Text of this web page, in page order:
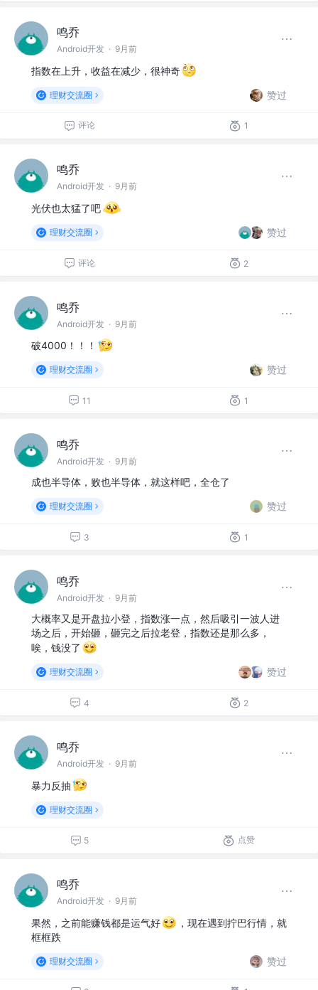
鸣乔
Android开发 · 9月前
指数在上升，收益在减少，很神奇
理财交流圈 赞过
评论 1
鸣乔
Android开发 · 9月前
光伏也太猛了吧
理财交流圈 赞过
评论 2
鸣乔
Android开发 · 9月前
破4000！！！
理财交流圈 赞过
11 1
鸣乔
Android开发 · 9月前
成也半导体，败也半导体，就这样吧，全仓了
理财交流圈 赞过
3 1
鸣乔
Android开发 · 9月前
大概率又是开盘拉小登，指数涨一点，然后吸引一波人进
场之后，开始砸，砸完之后拉老登，指数还是那么多，
唉，钱没了
理财交流圈 赞过
4 2
鸣乔
Android开发 · 9月前
暴力反抽
理财交流圈
5 点赞
鸣乔
Android开发 · 9月前
果然，之前能赚钱都是运气好
，现在遇到拧巴行情，就
框框跌
理财交流圈 赞过